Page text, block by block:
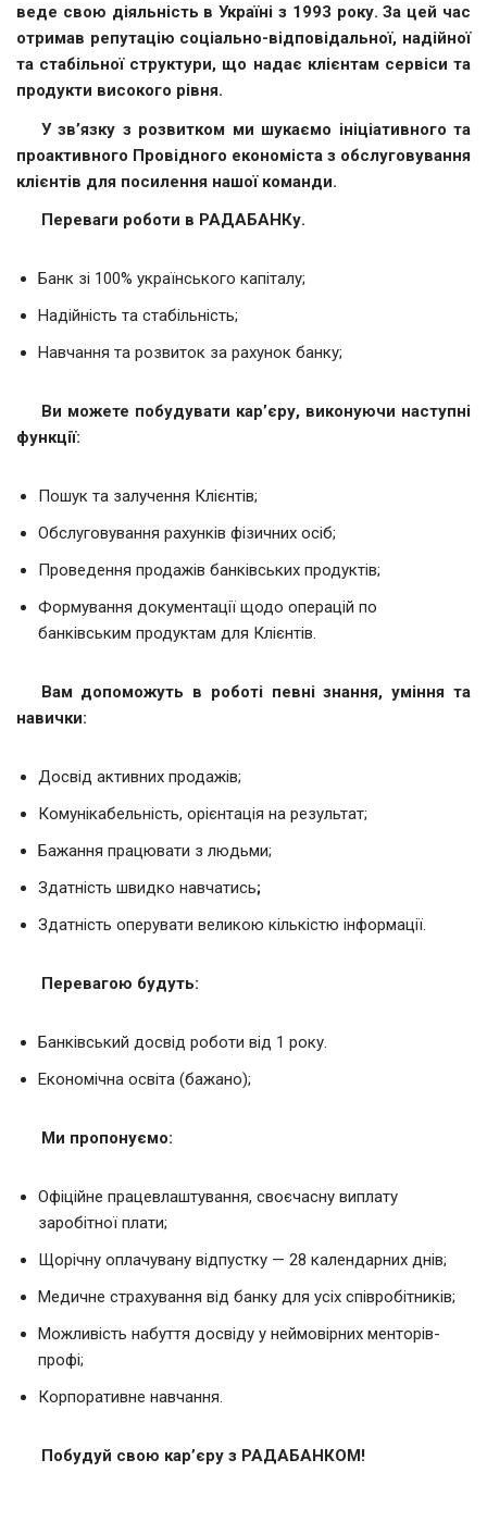
веде свою діяльність в Україні з 1993 року. За цей час
отримав репутацію соціально-відповідальної, надійної
та стабільної структури, що надає клієнтам сервіси та
продукти високого рівня.
У зв’язку з розвитком ми шукаємо ініціативного та
проактивного Провідного економіста з обслуговування
клієнтів для посилення нашої команди.
Переваги роботи в РАДАБАНКу.
Банк зі 100% українського капіталу;
Надійність та стабільність;
Навчання та розвиток за рахунок банку;
Ви можете побудувати кар’єру, виконуючи наступні
функції:
Пошук та залучення Клієнтів;
Обслуговування рахунків фізичних осіб;
Проведення продажів банківських продуктів;
Формування документації щодо операцій по
банківським продуктам для Клієнтів.
Вам допоможуть в роботі певні знання, уміння та
навички:
Досвід активних продажів;
Комунікабельність, орієнтація на результат;
Бажання працювати з людьми;
Здатність швидко навчатись;
Здатність оперувати великою кількістю інформації.
Перевагою будуть:
Банківський досвід роботи від 1 року.
Економічна освіта (бажано);
Ми пропонуємо:
Офіційне працевлаштування, своєчасну виплату
заробітної плати;
Щорічну оплачувану відпустку — 28 календарних днів;
Медичне страхування від банку для усіх співробітників;
Можливість набуття досвіду у неймовірних менторів-
профі;
Корпоративне навчання.
Побудуй свою кар’єру з РАДАБАНКОМ!